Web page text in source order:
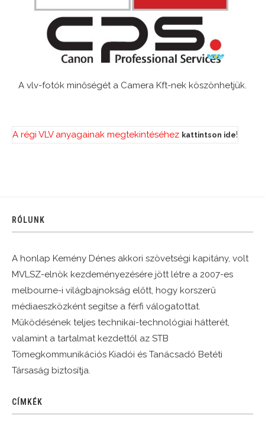
A vlv-fotók minőségét a Camera Kft-nek köszönhetjük.
A régi VLV anyagainak megtekintéséhez kattintson ide!
RÓLUNK
A honlap Kemény Dénes akkori szövetségi kapitány, volt
MVLSZ-elnök kezdeményezésére jött létre a 2007-es
melbourne-i világbajnokság előtt, hogy korszerű
médiaeszközként segítse a férfi válogatottat.
Működésének teljes technikai-technológiai hátterét,
valamint a tartalmat kezdettől az STB
Tömegkommunikációs Kiadói és Tanácsadó Betéti
Társaság biztosítja.
CÍMKÉK